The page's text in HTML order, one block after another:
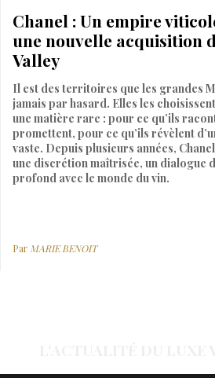
Chanel : Un empire
une nouvelle acquisition
Valley
Il est des territoires que les grandes
jamais par hasard. Elles les
une matière rare : pour ce qu’ils
promettent, pour ce qu’ils révèlent
vaste. Depuis plusieurs années,
une discrétion maîtrisée, un dialogue
profond avec le monde du vin.
ParMARIE BENOIT